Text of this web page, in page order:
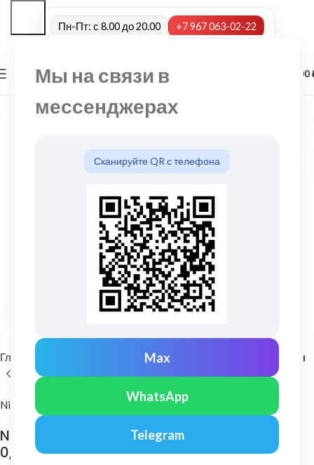
Мы на связи в
мессенджерах
Сканируйте QR с телефона
Max
WhatsApp
Telegram
Пн-Пт: с 8.00 до 20.00 +7 967 063-02-22
МЕНЮ 0,00
Нажмите, чтобы увеличить
Главная Комплектующие для кровли Самоклеющиеся ленты
Nicoband
Nicoband: Гидроизоляционная лента 10 х
0,075 м Серый